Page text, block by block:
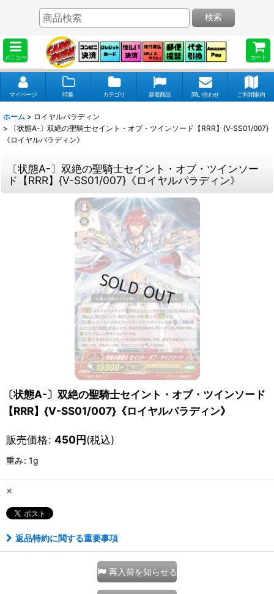
メニュー カート
検索
マイページ 特集 カテゴリ 新着商品 問い合わせ ご利用案内
ホーム > ロイヤルパラディン
>
〔状態A-〕双絶の聖騎士セイント・オブ・ツインソード【RRR】{V-SS01/007}
《ロイヤルパラディン》
〔状態A-〕双絶の聖騎士セイント・オブ・ツインソー
ド【RRR】{V-SS01/007}《ロイヤルパラディン》
〔状態A-〕双絶の聖騎士セイント・オブ・ツインソード
【RRR】{V-SS01/007}《ロイヤルパラディン》
販売価格: 450円(税込)
重み: 1g
×
返品特約に関する重要事項
再入荷を知らせる